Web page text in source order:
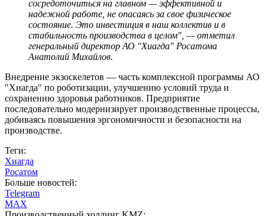
сосредоточиться на главном — эффективной и
надежной работе, не опасаясь за свое физическое
состояние. Это инвестиция в наш коллектив и в
стабильность производства в целом", — отметил
генеральный директор АО "Хиагда" Росатома
Анатолий Михайлов.
Внедрение экзоскелетов — часть комплексной программы АО
"Хиагда" по роботизации, улучшению условий труда и
сохранению здоровья работников. Предприятие
последовательно модернизирует производственные процессы,
добиваясь повышения эргономичности и безопасности на
производстве.
Теги:
Хиагда
Росатом
Больше новостей:
Telegram
MAX